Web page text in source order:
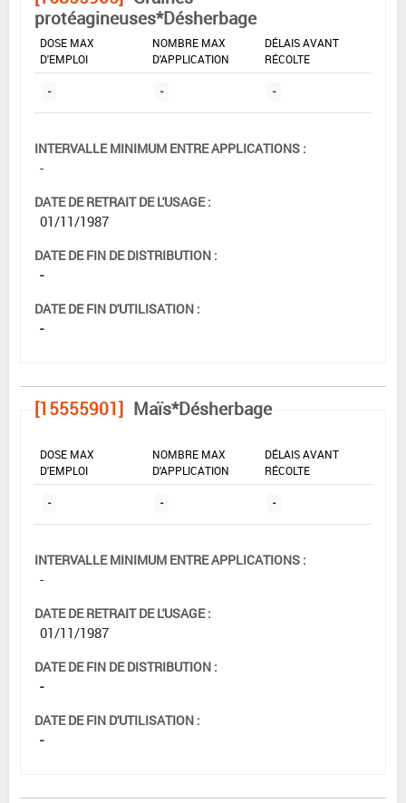
protéagineuses*Désherbage
DOSE MAX
D'EMPLOI
NOMBRE MAX
D'APPLICATION
DÉLAIS AVANT
RÉCOLTE
- - -
INTERVALLE MINIMUM ENTRE APPLICATIONS :
-
DATE DE RETRAIT DE L'USAGE :
01/11/1987
DATE DE FIN DE DISTRIBUTION :
-
DATE DE FIN D'UTILISATION :
-
[15555901] Maïs*Désherbage
DOSE MAX
D'EMPLOI
NOMBRE MAX
D'APPLICATION
DÉLAIS AVANT
RÉCOLTE
- - -
INTERVALLE MINIMUM ENTRE APPLICATIONS :
-
DATE DE RETRAIT DE L'USAGE :
01/11/1987
DATE DE FIN DE DISTRIBUTION :
-
DATE DE FIN D'UTILISATION :
-